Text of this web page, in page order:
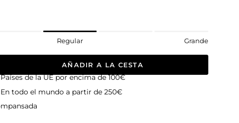
Regular Grande
AÑADIR A LA CESTA
de la UE por encima de 100€
todo el mundo a partir de 250€